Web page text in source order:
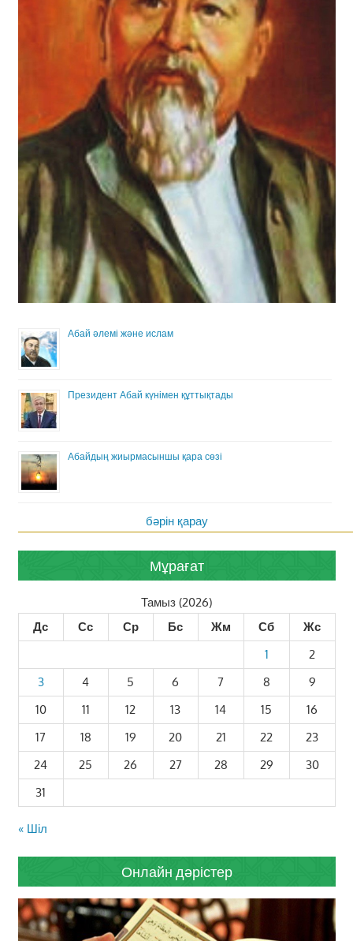
Абай әлемі және ислам
Президент Абай күнімен құттықтады
Абайдың жиырмасыншы қара сөзі
бәрін қарау
Мұрағат
Тамыз (2026)
Дс
Сс Ср Бс Жм Сб
Жс
1
2
3
4 5 6 7 8
9
10
11 12 13 14 15
16
17
18 19 20 21 22
23
24
25 26 27 28 29
30
31
« Шіл
Онлайн дәрістер